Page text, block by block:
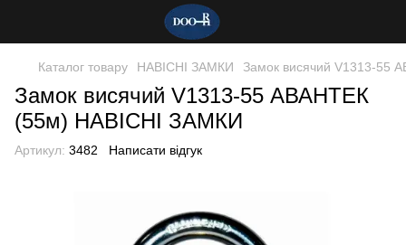
Каталог товару НАВІСНІ ЗАМКИ Замок висячий V1313-55
Замок висячий V1313-55 АВАНТЕК
(55м) НАВІСНІ ЗАМКИ
Артикул: 3482 Написати відгук